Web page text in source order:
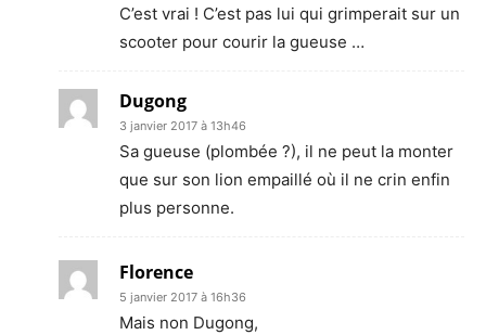
C’est vrai ! C’est pas lui qui grimperait sur un
scooter pour courir la gueuse …
Dugong
3 janvier 2017 à 13h46
Sa gueuse (plombée ?), il ne peut la monter
que sur son lion empaillé où il ne crin enfin
plus personne.
Florence
5 janvier 2017 à 16h36
Mais non Dugong,